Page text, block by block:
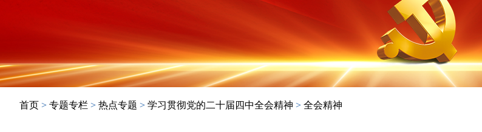
首页 > 专题专栏 > 热点专题 > 学习贯彻党的二十届四中全会精神 > 全会精神